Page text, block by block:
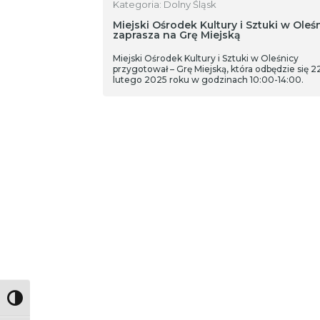
Toggle High Contrast
Kategoria: Dolny Śląsk
Miejski Ośrodek Kultury i Sztuki w
zaprasza na Grę Miejską
Miejski Ośrodek Kultury i Sztuki w Oleśnicy
przygotował – Grę Miejską, która odbędzie się
lutego 2025 roku w godzinach 10:00-14:00.